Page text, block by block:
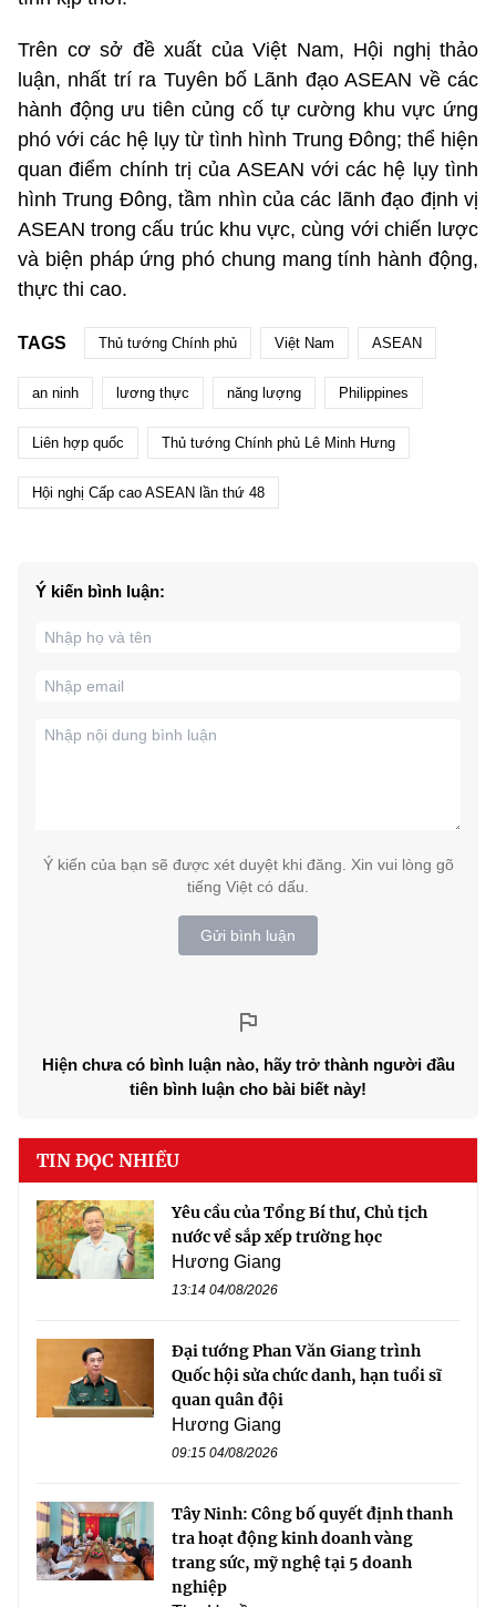
Trên cơ sở đề xuất của Việt Nam, Hội nghị thảo
luận, nhất trí ra Tuyên bố Lãnh đạo ASEAN về các
hành động ưu tiên củng cố tự cường khu vực ứng
phó với các hệ lụy từ tình hình Trung Đông; thể hiện
quan điểm chính trị của ASEAN với các hệ lụy tình
hình Trung Đông, tầm nhìn của các lãnh đạo định vị
ASEAN trong cấu trúc khu vực, cùng với chiến lược
và biện pháp ứng phó chung mang tính hành động,
thực thi cao.
TAGS Thủ tướng Chính phủ Việt Nam ASEAN
an ninh lương thực năng lượng Philippines
Liên hợp quốc Thủ tướng Chính phủ Lê Minh Hưng
Hội nghị Cấp cao ASEAN lần thứ 48
Ý kiến bình luận:
Ý kiến của bạn sẽ được xét duyệt khi đăng. Xin vui lòng gõ
tiếng Việt có dấu.
Gửi bình luận
Hiện chưa có bình luận nào, hãy trở thành người đầu
tiên bình luận cho bài biết này!
TIN ĐỌC NHIỀU
Yêu cầu của Tổng Bí thư, Chủ tịch
nước về sắp xếp trường học
Hương Giang
13:14 04/08/2026
Đại tướng Phan Văn Giang trình
Quốc hội sửa chức danh, hạn tuổi sĩ
quan quân đội
Hương Giang
09:15 04/08/2026
Tây Ninh: Công bố quyết định thanh
tra hoạt động kinh doanh vàng
trang sức, mỹ nghệ tại 5 doanh
nghiệp